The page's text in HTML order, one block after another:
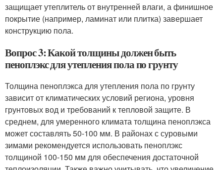
защищает утеплитель от внутренней влаги, а финишное
покрытие (например, ламинат или плитка) завершает
конструкцию пола.
Вопрос 3: Какой толщины должен быть
пеноплэкс для утепления пола по грунту
Толщина пеноплэкса для утепления пола по грунту
зависит от климатических условий региона, уровня
грунтовых вод и требований к тепловой защите. В
среднем, для умеренного климата толщина пеноплэкса
может составлять 50-100 мм. В районах с суровыми
зимами рекомендуется использовать пеноплэкс
толщиной 100-150 мм для обеспечения достаточной